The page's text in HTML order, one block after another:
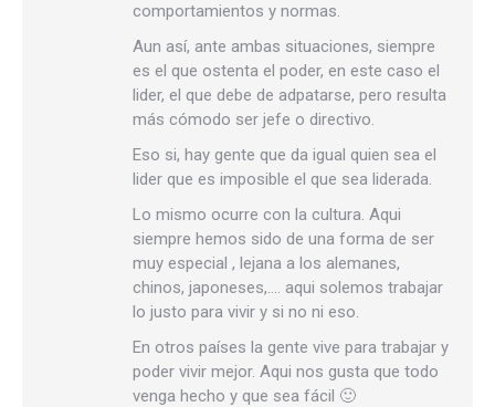
comportamientos y normas.
Aun así, ante ambas situaciones, siempre
es el que ostenta el poder, en este caso el
lider, el que debe de adpatarse, pero resulta
más cómodo ser jefe o directivo.
Eso si, hay gente que da igual quien sea el
lider que es imposible el que sea liderada.
Lo mismo ocurre con la cultura. Aqui
siempre hemos sido de una forma de ser
muy especial , lejana a los alemanes,
chinos, japoneses,…. aqui solemos trabajar
lo justo para vivir y si no ni eso.
En otros países la gente vive para trabajar y
poder vivir mejor. Aqui nos gusta que todo
venga hecho y que sea fácil 🙂